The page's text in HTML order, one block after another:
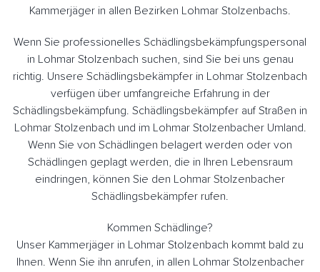
Kammerjäger in allen Bezirken Lohmar Stolzenbachs.
Wenn Sie professionelles Schädlingsbekämpfungspersonal
in Lohmar Stolzenbach suchen, sind Sie bei uns genau
richtig. Unsere Schädlingsbekämpfer in Lohmar Stolzenbach
verfügen über umfangreiche Erfahrung in der
Schädlingsbekämpfung. Schädlingsbekämpfer auf Straßen in
Lohmar Stolzenbach und im Lohmar Stolzenbacher Umland.
Wenn Sie von Schädlingen belagert werden oder von
Schädlingen geplagt werden, die in Ihren Lebensraum
eindringen, können Sie den Lohmar Stolzenbacher
Schädlingsbekämpfer rufen.
Kommen Schädlinge?
Unser Kammerjäger in Lohmar Stolzenbach kommt bald zu
Ihnen. Wenn Sie ihn anrufen, in allen Lohmar Stolzenbacher